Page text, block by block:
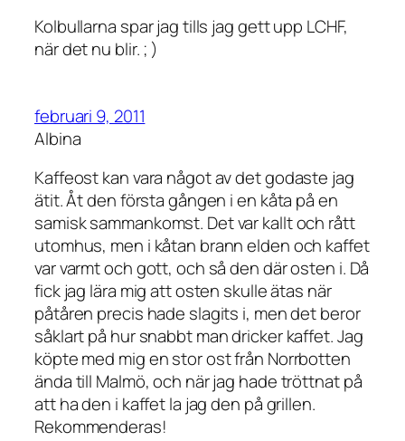
Kolbullarna spar jag tills jag gett upp LCHF,
när det nu blir. ; )
februari 9, 2011
Albina
Kaffeost kan vara något av det godaste jag
ätit. Åt den första gången i en kåta på en
samisk sammankomst. Det var kallt och rått
utomhus, men i kåtan brann elden och kaffet
var varmt och gott, och så den där osten i. Då
fick jag lära mig att osten skulle ätas när
påtåren precis hade slagits i, men det beror
såklart på hur snabbt man dricker kaffet. Jag
köpte med mig en stor ost från Norrbotten
ända till Malmö, och när jag hade tröttnat på
att ha den i kaffet la jag den på grillen.
Rekommenderas!